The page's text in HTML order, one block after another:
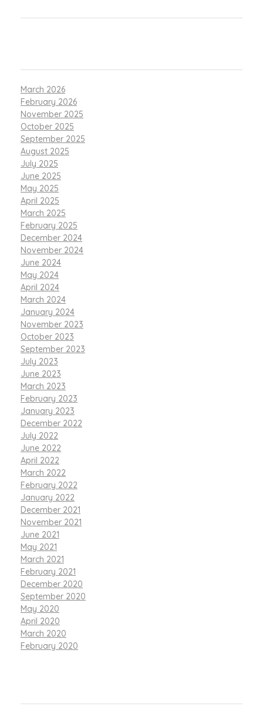
March 2026
February 2026
November 2025
October 2025
September 2025
August 2025
July 2025
June 2025
May 2025
April 2025
March 2025
February 2025
December 2024
November 2024
June 2024
May 2024
April 2024
March 2024
January 2024
November 2023
October 2023
September 2023
July 2023
June 2023
March 2023
February 2023
January 2023
December 2022
July 2022
June 2022
April 2022
March 2022
February 2022
January 2022
December 2021
November 2021
June 2021
May 2021
March 2021
February 2021
December 2020
September 2020
May 2020
April 2020
March 2020
February 2020